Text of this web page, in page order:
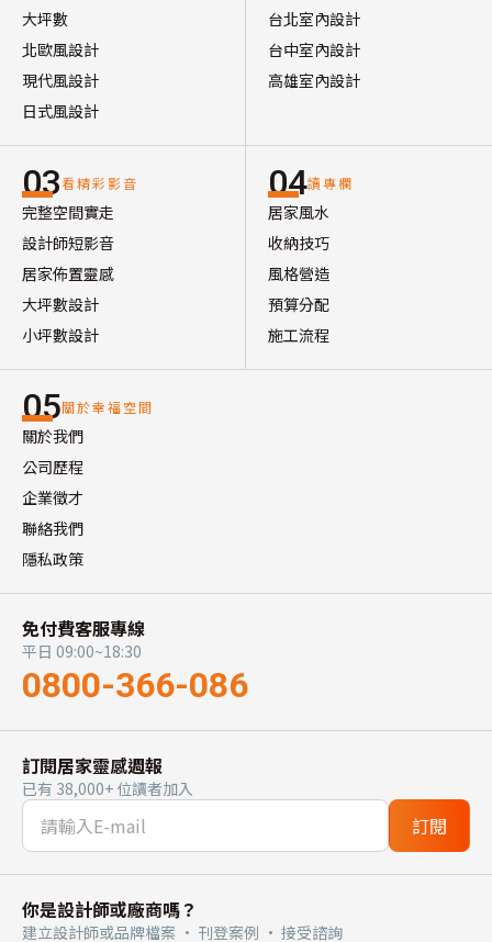
大坪數
北歐風設計
現代風設計
日式風設計
台北室內設計
台中室內設計
高雄室內設計
03看精彩影音
完整空間實走
設計師短影音
居家佈置靈感
大坪數設計
小坪數設計
04讀專欄
居家風水
收納技巧
風格營造
預算分配
施工流程
05關於幸福空間
關於我們
公司歷程
企業徵才
聯絡我們
隱私政策
免付費客服專線
平日 09:00~18:30
0800-366-086
訂閱居家靈感週報
已有 38,000+ 位讀者加入
訂閱
你是設計師或廠商嗎？
建立設計師或品牌檔案 · 刊登案例 · 接受諮詢